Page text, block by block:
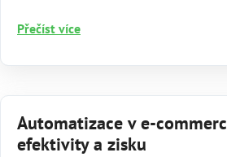
Postman:
nástroj
vývoj
Přečíst více
Automatizace v e-
efektivity a zisku